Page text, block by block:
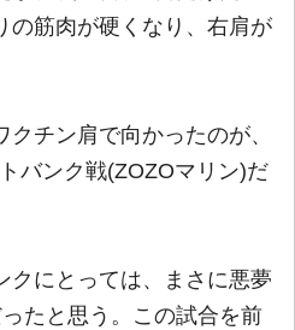
の筋肉が硬くなり、右肩が
チン肩で向かったのが、
バンク戦(ZOZOマリン)だ
にとっては、まさに悪夢
たと思う。この試合を前